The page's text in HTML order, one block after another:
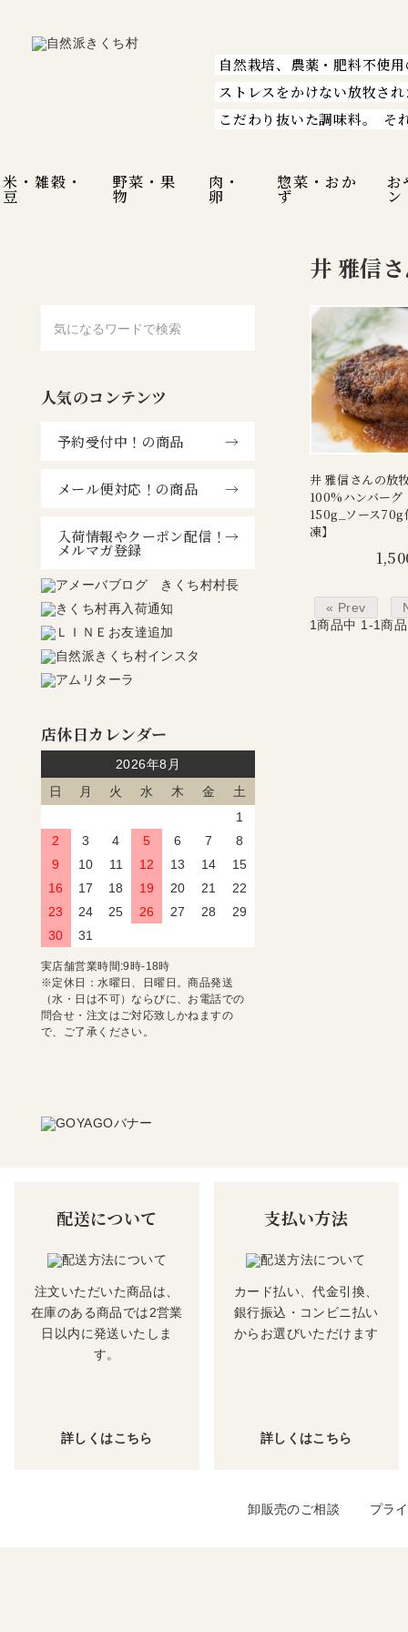
自然栽培、農薬・肥料不使
ストレスをかけない放牧さ
こだわり抜いた調味料。
そ
米・雑穀・
豆
野菜・果
物
肉・
卵
惣菜・おか
ず
お
ン
井 雅信
井 雅信さんの放
100%ハンバーグ
150g_ソース70g
凍】
« Prev
1商品中 1-1商品
人気のコンテンツ
予約受付中！の商品
メール便対応！の商品
入荷情報やクーポン配信！
メルマガ登録
店休日カレンダー
2026年8月
日
月 火 水 木 金
土
1
2
3 4 5 6 7
8
9
10 11 12 13 14
15
16
17 18 19 20 21
22
23
24 25 26 27 28
29
30
31
実店舗営業時間:9時-18時
※定休日：水曜日、日曜日。商品発送
（水・日は不可）ならびに、お電話での
問合せ・注文はご対応致しかねますの
で、ご了承ください。
配送について
注文いただいた商品は、
在庫のある商品では2営業
日以内に発送いたしま
す。
詳しくはこちら
支払い方法
カード払い、代金引換、
銀行振込・コンビニ払い
からお選びいただけます
詳しくはこちら
卸販売のご相談 プラ